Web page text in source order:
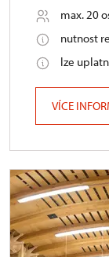
max. 20
nutnost
lze
VÍCE